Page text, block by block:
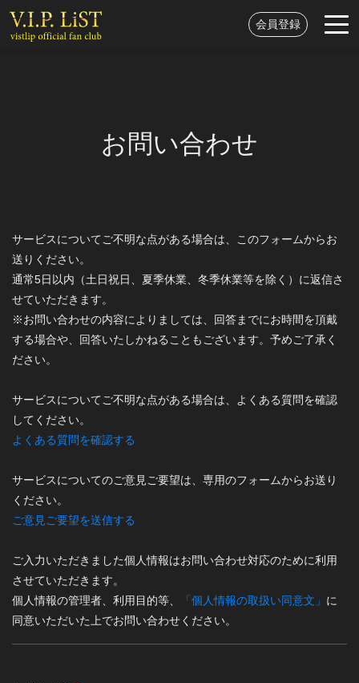
会員登録
お問い合わせ
サービスについてご不明な点がある場合は、このフォームからお
送りください。
通常5日以内（土日祝日、夏季休業、冬季休業等を除く）に返信さ
せていただきます。
※お問い合わせの内容によりましては、回答までにお時間を頂戴
する場合や、回答いたしかねることもございます。予めご了承く
ださい。
サービスについてご不明な点がある場合は、よくある質問を確認
してください。
よくある質問を確認する
サービスについてのご意見ご要望は、専用のフォームからお送り
ください。
ご意見ご要望を送信する
ご入力いただきました個人情報はお問い合わせ対応のために利用
させていただきます。
個人情報の管理者、利用目的等、
「個人情報の取扱い同意文」 に
同意いただいた上でお問い合わせください。